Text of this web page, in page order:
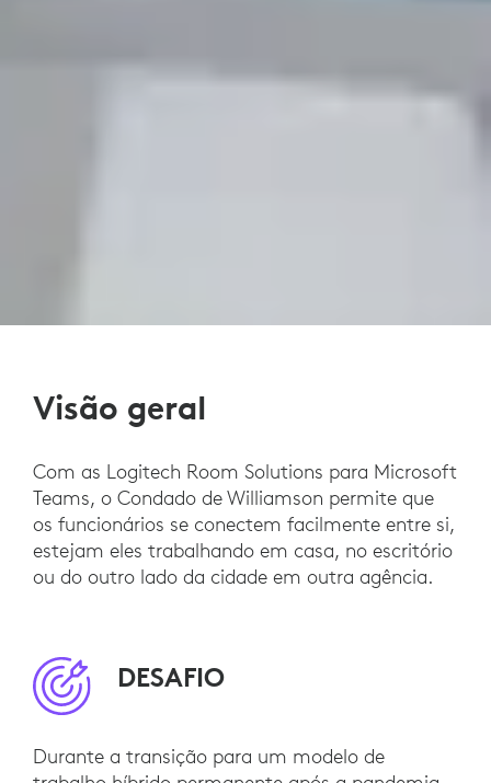
Visão geral
Com as Logitech Room Solutions para Microsoft
Teams, o Condado de Williamson permite que
os funcionários se conectem facilmente entre si,
estejam eles trabalhando em casa, no escritório
ou do outro lado da cidade em outra agência.
DESAFIO
Durante a transição para um modelo de